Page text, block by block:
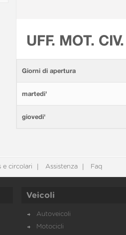
UFF. MOT.
Giorni di apertura
martedi'
giovedi'
e circolari Assistenza Faq
Veicoli
Autoveicoli
Motocicli